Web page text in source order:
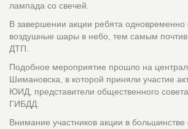
лампада со свечей.
В завершении акции ребята одновременно
воздушные шары в небо, тем самым
ДТП.
Подобное мероприятие прошло на
Шимановска, в которой приняли участие
ЮИД, представители общественного
ГИБДД.
Внимание участников акции в